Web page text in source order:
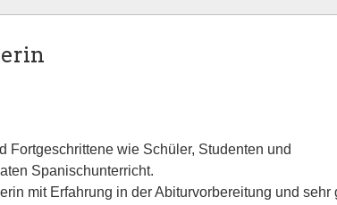
Fortgeschrittene wie Schüler, Studenten und
Spanischunterricht.
mit Erfahrung in der Abiturvorbereitung und sehr